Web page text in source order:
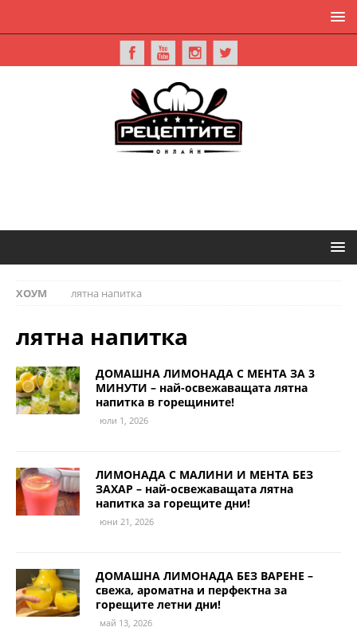
ХОУМ лятна напитка
лятна напитка
ДОМАШНА ЛИМОНАДА С МЕНТА ЗА 3
МИНУТИ – най-освежаващата лятна
напитка в горещините!
юли 1, 2026
ЛИМОНАДА С МАЛИНИ И МЕНТА БЕЗ
ЗАХАР – най-освежаващата лятна
напитка за горещите дни!
юни 21, 2026
ДОМАШНА ЛИМОНАДА БЕЗ ВАРЕНЕ –
свежа, ароматна и перфектна за
горещите летни дни!
май 13, 2026